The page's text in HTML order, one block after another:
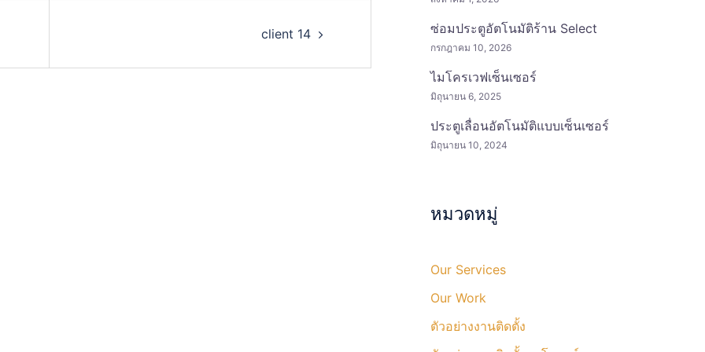
client 14 ซ่อมประตูอัตโนมัติร้าน Select
กรกฎาคม 10, 2026
ไมโครเวฟเซ็นเซอร์
มิถุนายน 6, 2025
ประตูเลื่อนอัตโนมัติแบบเซ็นเซอร์
มิถุนายน 10, 2024
หมวดหมู่
Our Services
Our Work
ตัวอย่างงานติดตั้ง